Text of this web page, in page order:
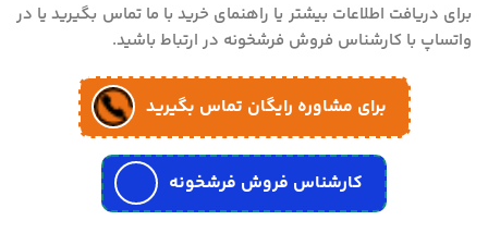
برای دریافت اطلاعات بیشتر یا راهنمای خرید با ما تماس بگیرید یا در
واتساپ با کارشناس فروش فرشخونه در ارتباط باشید.
برای مشاوره رایگان تماس بگیرید
کارشناس فروش فرشخونه